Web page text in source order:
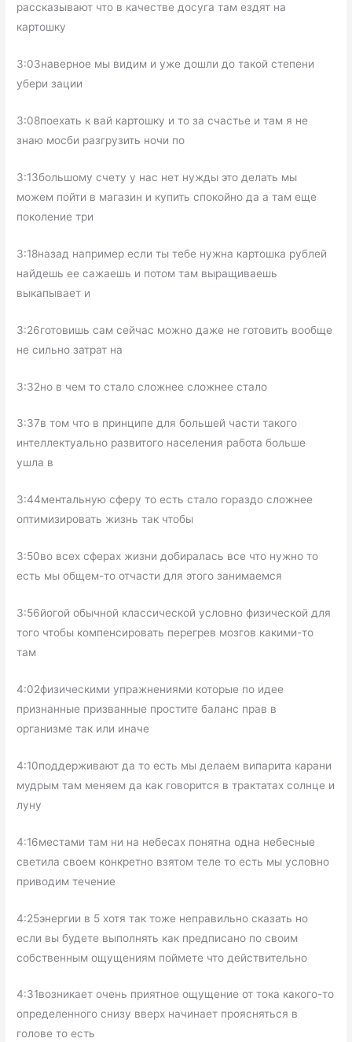
рассказывают что в качестве досуга там ездят на
картошку
3:03наверное мы видим и уже дошли до такой степени
убери зации
3:08поехать к вай картошку и то за счастье и там я не
знаю мосби разгрузить ночи по
3:13большому счету у нас нет нужды это делать мы
можем пойти в магазин и купить спокойно да а там еще
поколение три
3:18назад например если ты тебе нужна картошка рублей
найдешь ее сажаешь и потом там выращиваешь
выкапывает и
3:26готовишь сам сейчас можно даже не готовить вообще
не сильно затрат на
3:32но в чем то стало сложнее сложнее стало
3:37в том что в принципе для большей части такого
интеллектуально развитого населения работа больше
ушла в
3:44ментальную сферу то есть стало гораздо сложнее
оптимизировать жизнь так чтобы
3:50во всех сферах жизни добиралась все что нужно то
есть мы общем-то отчасти для этого занимаемся
3:56йогой обычной классической условно физической для
того чтобы компенсировать перегрев мозгов какими-то
там
4:02физическими упражнениями которые по идее
признанные призванные простите баланс прав в
организме так или иначе
4:10поддерживают да то есть мы делаем випарита карани
мудрым там меняем да как говорится в трактатах солнце и
луну
4:16местами там ни на небесах понятна одна небесные
светила своем конкретно взятом теле то есть мы условно
приводим течение
4:25энергии в 5 хотя так тоже неправильно сказать но
если вы будете выполнять как предписано по своим
собственным ощущениям поймете что действительно
4:31возникает очень приятное ощущение от тока какого-то
определенного снизу вверх начинает проясняться в
голове то есть